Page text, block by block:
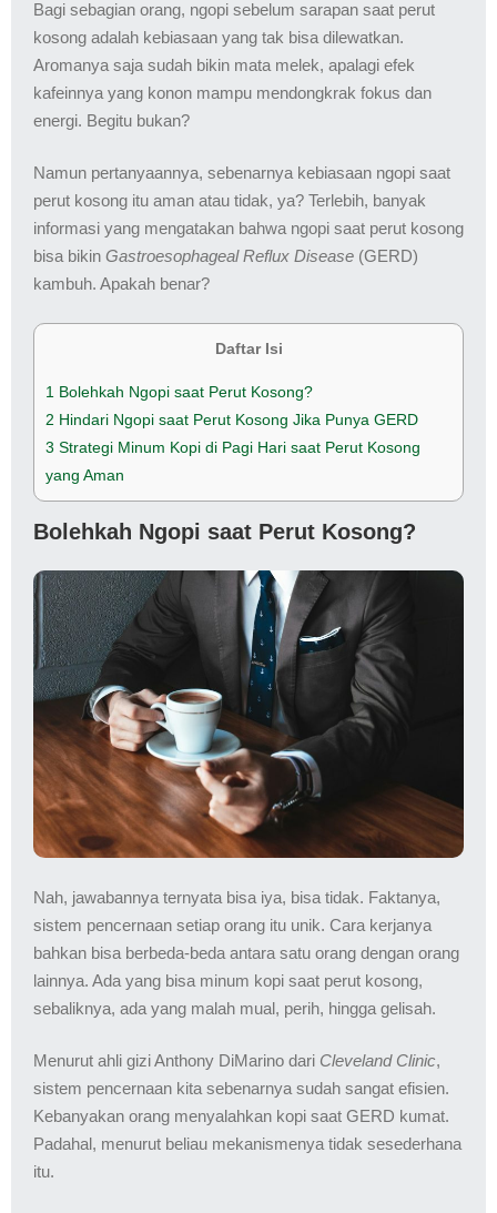
Bagi sebagian orang, ngopi sebelum sarapan saat perut
kosong adalah kebiasaan yang tak bisa dilewatkan.
Aromanya saja sudah bikin mata melek, apalagi efek
kafeinnya yang konon mampu mendongkrak fokus dan
energi. Begitu bukan?
Namun pertanyaannya, sebenarnya kebiasaan ngopi saat
perut kosong itu aman atau tidak, ya? Terlebih, banyak
informasi yang mengatakan bahwa ngopi saat perut kosong
bisa bikin Gastroesophageal Reflux Disease (GERD)
kambuh. Apakah benar?
Daftar Isi
1 Bolehkah Ngopi saat Perut Kosong?
2 Hindari Ngopi saat Perut Kosong Jika Punya GERD
3 Strategi Minum Kopi di Pagi Hari saat Perut Kosong
yang Aman
Bolehkah Ngopi saat Perut Kosong?
Nah, jawabannya ternyata bisa iya, bisa tidak. Faktanya,
sistem pencernaan setiap orang itu unik. Cara kerjanya
bahkan bisa berbeda-beda antara satu orang dengan orang
lainnya. Ada yang bisa minum kopi saat perut kosong,
sebaliknya, ada yang malah mual, perih, hingga gelisah.
Menurut ahli gizi Anthony DiMarino dari Cleveland Clinic,
sistem pencernaan kita sebenarnya sudah sangat efisien.
Kebanyakan orang menyalahkan kopi saat GERD kumat.
Padahal, menurut beliau mekanismenya tidak sesederhana
itu.